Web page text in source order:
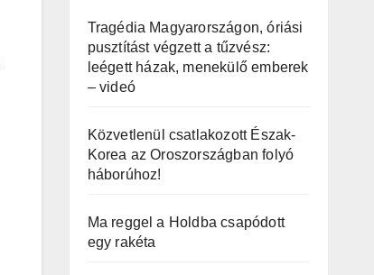
Tragédia Magyarországon, óriási
pusztítást végzett a tűzvész:
leégett házak, menekülő emberek
– videó
Közvetlenül csatlakozott Észak-
Korea az Oroszországban folyó
háborúhoz!
Ma reggel a Holdba csapódott
egy rakéta